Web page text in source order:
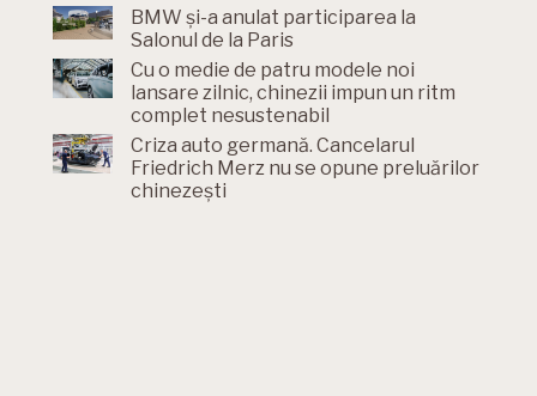
BMW și-a anulat participarea la
Salonul de la Paris
Cu o medie de patru modele noi
lansare zilnic, chinezii impun un ritm
complet nesustenabil
Criza auto germană. Cancelarul
Friedrich Merz nu se opune preluărilor
chinezești